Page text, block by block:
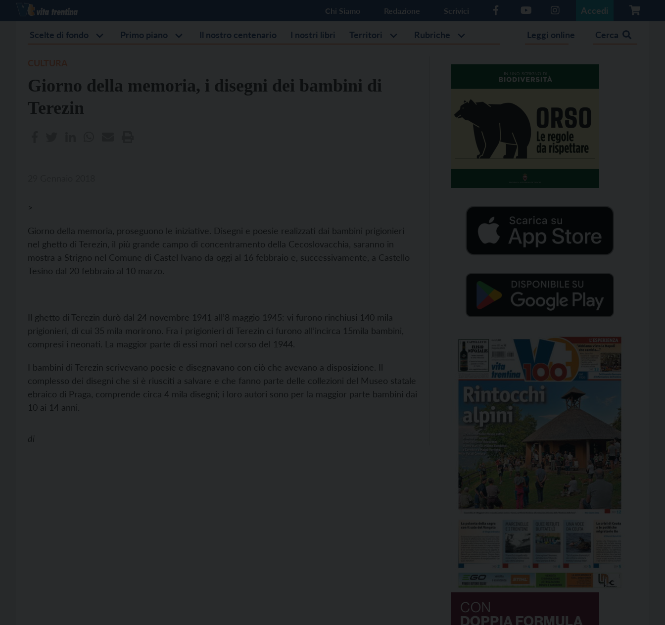
Chi Siamo Redazione Scrivici Accedi
Scelte di fondo Primo piano Il nostro centenario I nostri libri Territori Rubriche Leggi online Cerca
Giorno della memoria, i disegni dei bambini di
Terezin
>
Giorno della memoria, proseguono le iniziative. Disegni e poesie realizzati dai bambini prigionieri
nel ghetto di Terezin, il più grande campo di concentramento della Cecoslovacchia, saranno in
mostra a Strigno nel Comune di Castel Ivano da oggi al 16 febbraio e, successivamente, a Castello
Tesino dal 20 febbraio al 10 marzo.
Il ghetto di Terezin durò dal 24 novembre 1941 all’8 maggio 1945: vi furono rinchiusi 140 mila
prigionieri, di cui 35 mila morirono. Fra i prigionieri di Terezin ci furono all’incirca 15mila bambini,
compresi i neonati. La maggior parte di essi morì nel corso del 1944.
I bambini di Terezin scrivevano poesie e disegnavano con ciò che avevano a disposizione. Il
complesso dei disegni che si è riusciti a salvare e che fanno parte delle collezioni del Museo statale
ebraico di Praga, comprende circa 4 mila disegni; i loro autori sono per la maggior parte bambini dai
10 ai 14 anni.
di